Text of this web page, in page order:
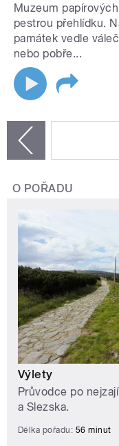
Muzeum
pestrou přehlídku.
památek vedle
nebo pobře...
O POŘADU
Výlety
Průvodce po
a Slezska.
Délka pořadu: 56 minut